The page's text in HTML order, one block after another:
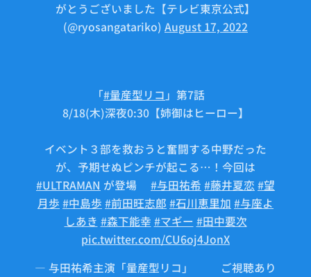
がとうございました【テレビ東京公式】
(@ryosangatariko) August 17, 2022
「#量産型リコ 」第7話🤖
8/18(木)深夜0:30【姉御はヒーロー】
イベント３部を救おうと奮闘する中野だった
が、予期せぬピンチが起こる…！今回は
#ULTRAMAN が登場🌟 #与田祐希 #藤井夏恋 #望
月歩 #中島歩 #前田旺志郎 #石川恵里加 #与座よ
しあき #森下能幸 #マギー #田中要次
pic.twitter.com/CU6oj4JonX
— 与田祐希主演「量産型リコ」🤖⚙ご視聴あり